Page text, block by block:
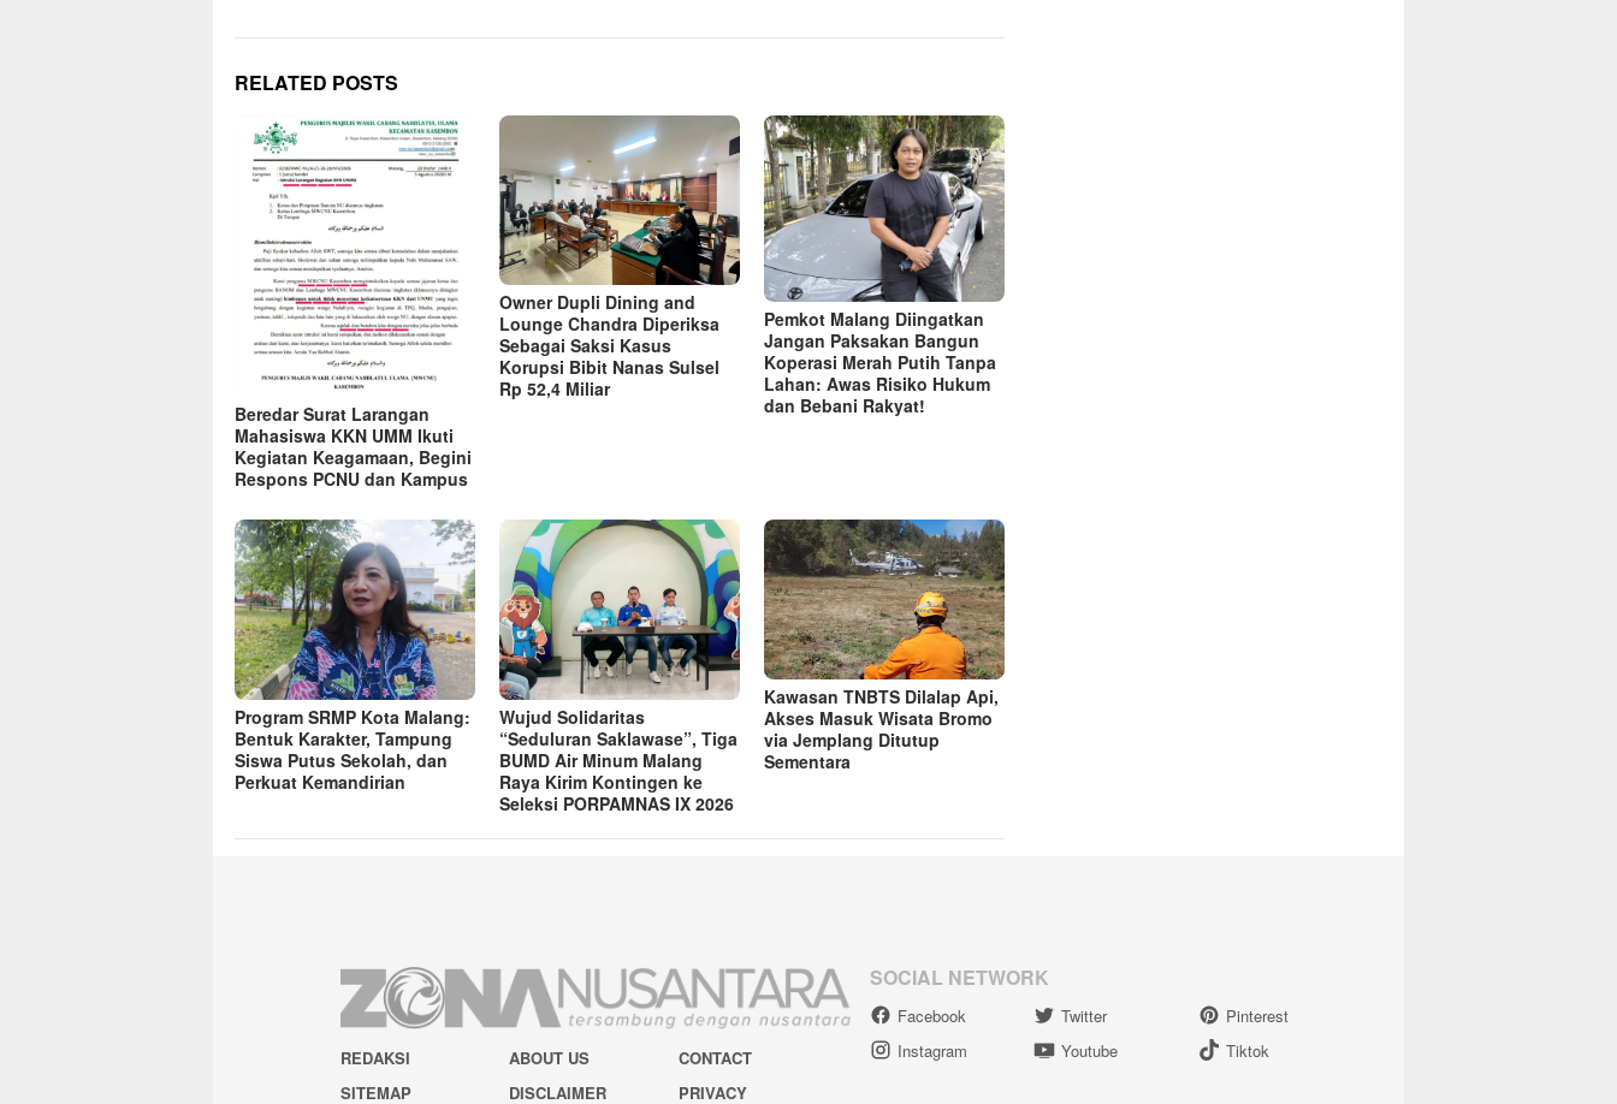
RELATED POSTS
Beredar Surat Larangan
Mahasiswa KKN UMM Ikuti
Kegiatan Keagamaan, Begini
Respons PCNU dan Kampus
Owner Dupli Dining and
Lounge Chandra Diperiksa
Sebagai Saksi Kasus
Korupsi Bibit Nanas Sulsel
Rp 52,4 Miliar
Pemkot Malang Diingatkan
Jangan Paksakan Bangun
Koperasi Merah Putih Tanpa
Lahan: Awas Risiko Hukum
dan Bebani Rakyat!
Program SRMP Kota Malang:
Bentuk Karakter, Tampung
Siswa Putus Sekolah, dan
Perkuat Kemandirian
Wujud Solidaritas
“Seduluran Saklawase”, Tiga
BUMD Air Minum Malang
Raya Kirim Kontingen ke
Seleksi PORPAMNAS IX 2026
Kawasan TNBTS Dilalap Api,
Akses Masuk Wisata Bromo
via Jemplang Ditutup
Sementara
REDAKSI ABOUT US
CONTACT
SITEMAP
DISCLAIMER PRIVACY
SOCIAL NETWORK
Facebook Twitter
Pinterest
Instagram
Youtube Tiktok